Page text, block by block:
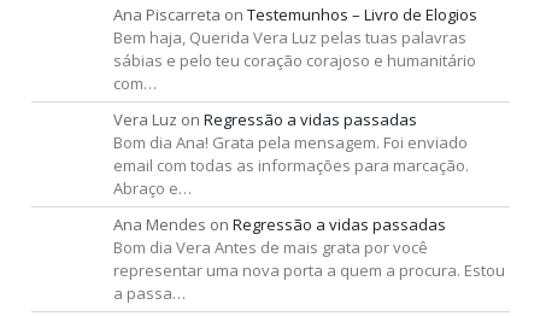
Ana Piscarreta on Testemunhos – Livro de Elogios
Bem haja, Querida Vera Luz pelas tuas palavras
sábias e pelo teu coração corajoso e humanitário
com…
Vera Luz on Regressão a vidas passadas
Bom dia Ana! Grata pela mensagem. Foi enviado
email com todas as informações para marcação.
Abraço e…
Ana Mendes on Regressão a vidas passadas
Bom dia Vera Antes de mais grata por você
representar uma nova porta a quem a procura. Estou
a passa…